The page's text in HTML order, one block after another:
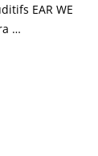
EAR WE
…